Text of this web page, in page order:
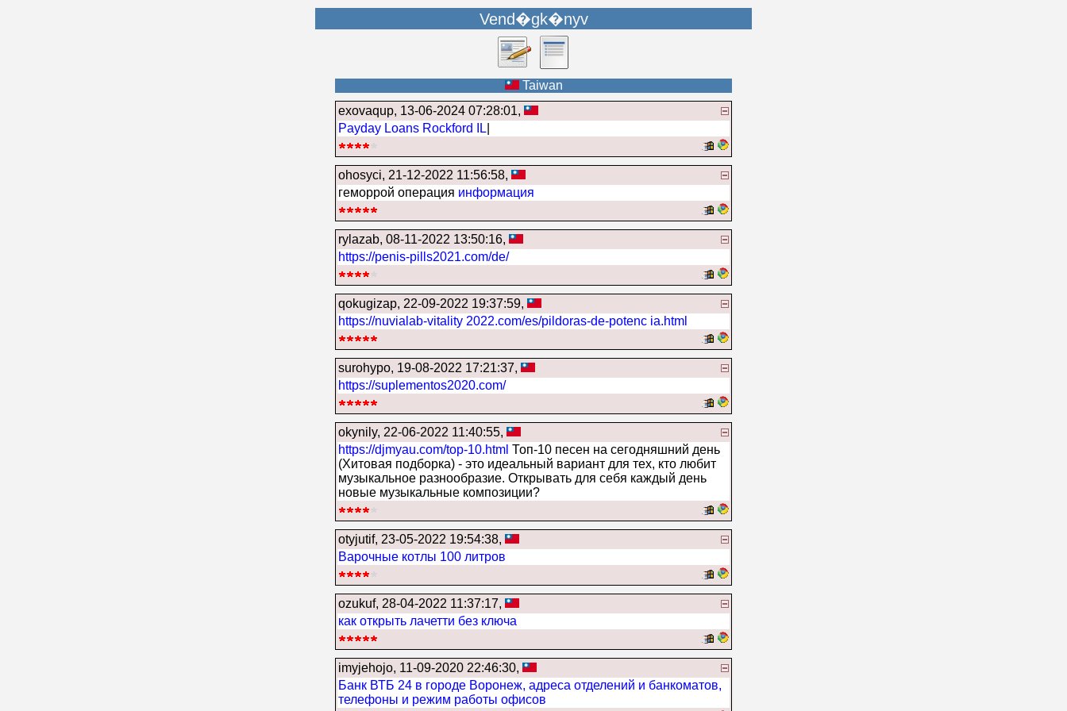
Vend�gk�nyv
Taiwan
exovaqup, 13-06-2024 07:28:01,
Payday Loans Rockford IL
ohosyci, 21-12-2022 11:56:58,
геморрой операция информация
rylazab, 08-11-2022 13:50:16,
https://penis-pills2021.com/de/
qokugizap, 22-09-2022 19:37:59,
https://nuvialab-vitality 2022.com/es/pildoras-de-potenc ia.html
surohypo, 19-08-2022 17:21:37,
https://suplementos2020.com/
okynily, 22-06-2022 11:40:55,
https://djmyau.com/top-10.html Топ-10 песен на сегодняшний день
(Хитовая подборка) - это идеальный вариант для тех, кто любит
музыкальное разнообразие. Открывать для себя каждый день
новые музыкальные композиции?
otyjutif, 23-05-2022 19:54:38,
Варочные котлы 100 литров
ozukuf, 28-04-2022 11:37:17,
как открыть лачетти без ключа
imyjehojo, 11-09-2020 22:46:30,
Банк ВТБ 24 в городе Воронеж, адреса отделений и банкоматов,
телефоны и режим работы офисов